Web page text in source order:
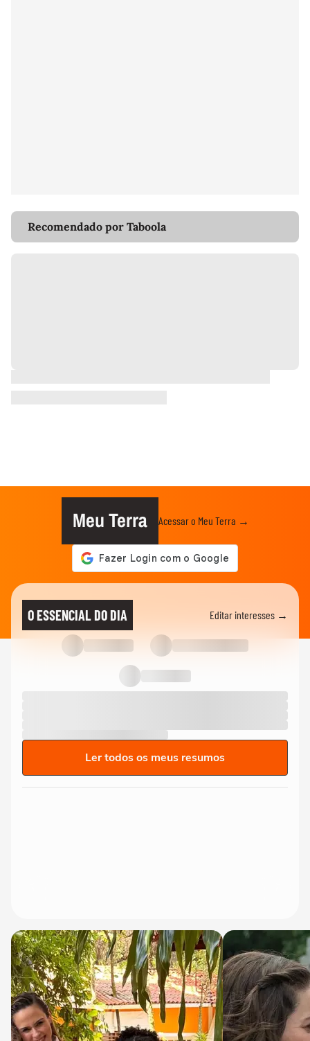
Recomendado por Taboola
Meu Terra Acessar o Meu Terra →
O ESSENCIAL DO DIA Editar interesses →
Ler todos os meus resumos